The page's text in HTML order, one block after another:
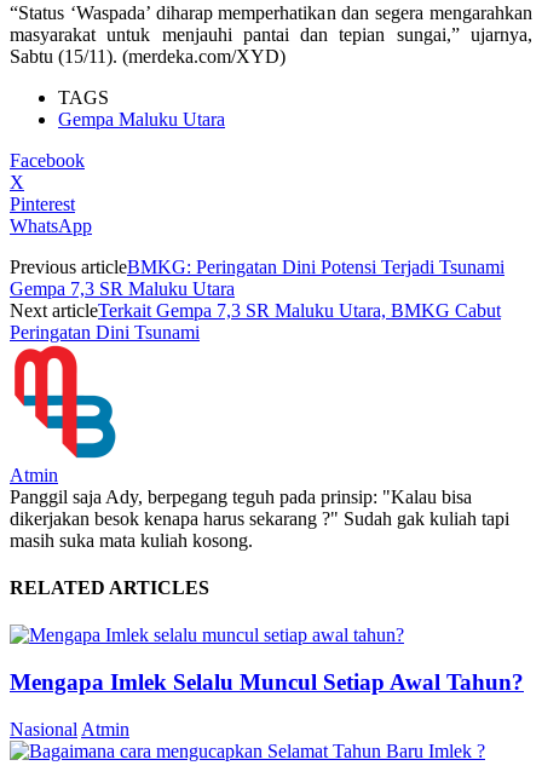
“Status ‘Waspada’ diharap memperhatikan dan segera mengarahkan
masyarakat untuk menjauhi pantai dan tepian sungai,” ujarnya,
Sabtu (15/11). (merdeka.com/XYD)
TAGS
Gempa Maluku Utara
Facebook
X
Pinterest
WhatsApp
Previous articleBMKG: Peringatan Dini Potensi Terjadi Tsunami
Gempa 7,3 SR Maluku Utara
Next articleTerkait Gempa 7,3 SR Maluku Utara, BMKG Cabut
Peringatan Dini Tsunami
Atmin
Panggil saja Ady, berpegang teguh pada prinsip: "Kalau bisa
dikerjakan besok kenapa harus sekarang ?" Sudah gak kuliah tapi
masih suka mata kuliah kosong.
RELATED ARTICLES
Mengapa Imlek Selalu Muncul Setiap Awal Tahun?
Nasional Atmin